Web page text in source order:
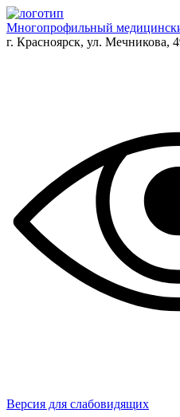
Многопрофильный
г. Красноярск, ул. Мечникова,
Версия для слабовидящих